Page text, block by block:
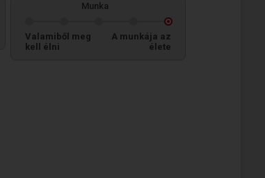
Munka
Valamiből meg
kell élni
A munkája az
élete